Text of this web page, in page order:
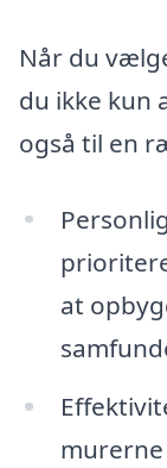
Når du
du ikke kun
også til en
at